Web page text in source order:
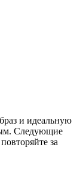
и идеальную
Следующие
за